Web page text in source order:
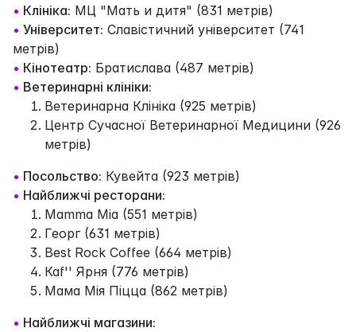
• Клініка: МЦ "Мать и дитя" (831 метрів)
• Університет: Славістичний університет (741
метрів)
• Кінотеатр: Братислава (487 метрів)
• Ветеринарні клініки:
Ветеринарна Клiнiка (925 метрів)
Центр Сучасної Ветеринарної Медицини (926
метрів)
• Посольство: Кувейта (923 метрів)
• Найближчі ресторани:
Mamma Mia (551 метрів)
Георг (631 метрів)
Best Rock Coffee (664 метрів)
Каf'' Ярня (776 метрів)
Мама Мія Піцца (862 метрів)
• Найближчі магазини: